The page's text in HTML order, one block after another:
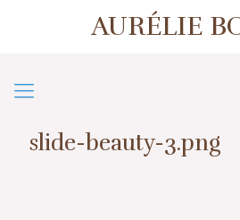
AURÉLIE
slide-beauty-3.png
1er contact ou prise de